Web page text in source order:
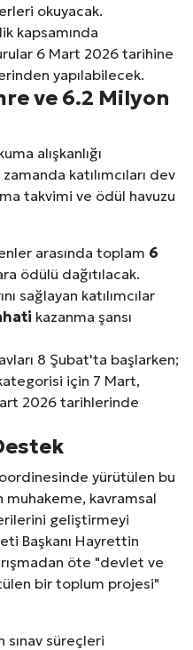
okuyacak.
kapsamında
6 Mart 2026 tarihine
yapılabilecek.
ve 6.2 Milyon
alışkanlığı
katılımcıları dev
takvimi ve ödül havuzu
arasında toplam 6
ödülü dağıtılacak.
sağlayan katılımcılar
kazanma şansı
8 Şubat'ta başlarken;
için 7 Mart,
2026 tarihlerinde
yürütülen bu
muhakeme, kavramsal
geliştirmeyi
Başkanı Hayrettin
öte "devlet ve
bir toplum projesi"
sınav süreçleri